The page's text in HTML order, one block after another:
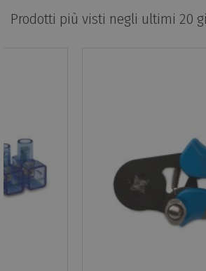
Prodotti più visti negli ultimi 20